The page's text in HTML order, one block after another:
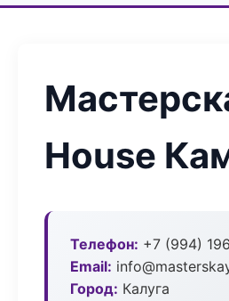
House
Телефон: +7 (994)
Email:
Город: Калуга